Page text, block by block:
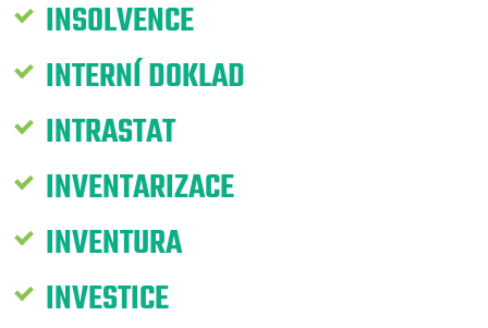
INSOLVENCE
INTERNÍ DOKLAD
INTRASTAT
INVENTARIZACE
INVENTURA
INVESTICE